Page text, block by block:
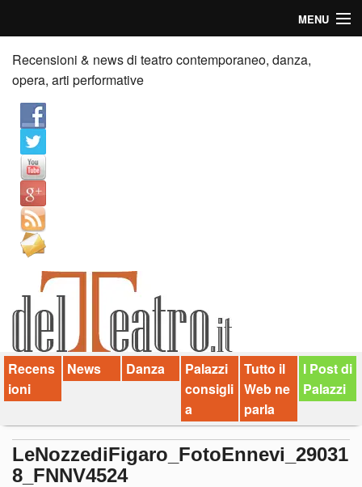
MENU
Home
Recensioni
Anticipazioni
News
Palazzi consiglia
Video
Chi siamo
Contatti
dT in English
Recensioni & news di teatro contemporaneo, danza,
opera, arti performative
Recens
ioni
News Danza
Palazzi
consigli
a
Tutto il
Web ne
parla
I Post di
Palazzi
LeNozzediFigaro_FotoEnnevi_29031
8_FNNV4524